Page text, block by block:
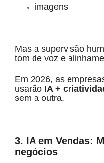
imagens
Mas a supervisão
tom de voz e
Em 2026, as
usarão IA +
sem a outra.
3. IA em Vendas:
negócios